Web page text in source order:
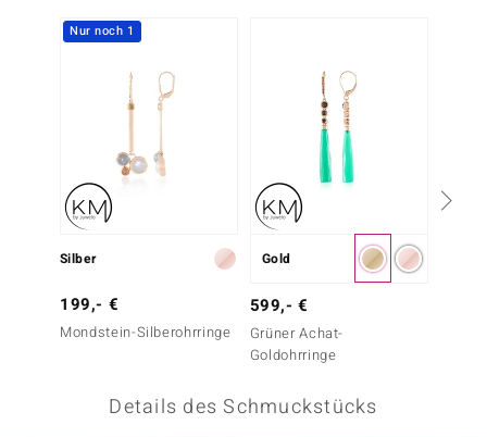
Collection
BY DE MELO
Nur noch 1
Silber
199,- €
Mondstein-Silberohrringe
Gold
599,- €
Grüner Achat-
Goldohrringe
Details des Schmuckstücks